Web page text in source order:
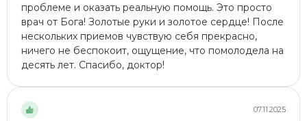
проблеме и оказать реальную помощь. Это просто
врач от Бога! Золотые руки и золотое сердце! После
нескольких приемов чувствую себя прекрасно,
ничего не беспокоит, ощущение, что помолодела на
десять лет. Спасибо, доктор!
07.11.2025